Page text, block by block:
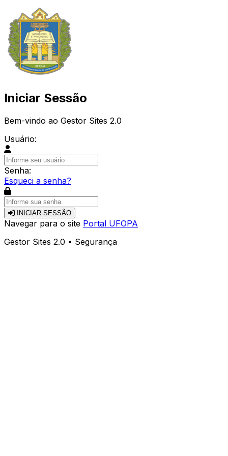
Iniciar Sessão
Bem-vindo ao Gestor Sites 2.0
Usuário:
Senha:
Esqueci a senha?
INICIAR SESSÃO
Navegar para o site Portal UFOPA
Gestor Sites 2.0 • Segurança